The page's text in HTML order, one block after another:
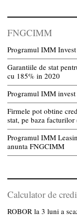
FNGCIMM
Programul IMM
Garantiile de stat
cu 185% in 2020
Programul IMM
Firmele pot obtine
stat, pe baza
Programul IMM
anunta FNGCIMM
Calculator de
ROBOR la 3 luni a